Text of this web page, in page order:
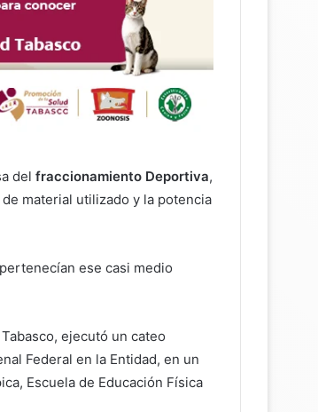
del fraccionamiento Deportiva,
material utilizado y la potencia
ese casi medio
ejecutó un cateo
Federal en la Entidad, en un
Escuela de Educación Física